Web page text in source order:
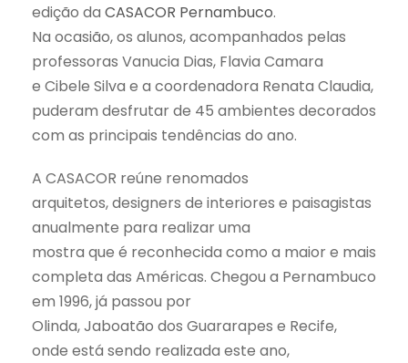
edição da CASACOR Pernambuco.
Na ocasião, os alunos, acompanhados pelas
professoras Vanucia Dias, Flavia Camara
e Cibele Silva e a coordenadora Renata Claudia,
puderam desfrutar de 45 ambientes decorados
com as principais tendências do ano.
A CASACOR reúne renomados
arquitetos, designers de interiores e paisagistas
anualmente para realizar uma
mostra que é reconhecida como a maior e mais
completa das Américas. Chegou a Pernambuco
em 1996, já passou por
Olinda, Jaboatão dos Guararapes e Recife,
onde está sendo realizada este ano,